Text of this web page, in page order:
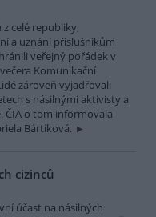
celé republiky,
a uznání příslušníkům
veřejný pořádek v
Komunikační
zároveň vyjadřovali
s násilnými aktivisty a
ČIA o tom informovala
Bártíková.
cizinců
účast na násilných